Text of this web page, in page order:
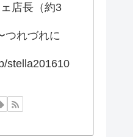
店長（約3
つれづれに
stella201610